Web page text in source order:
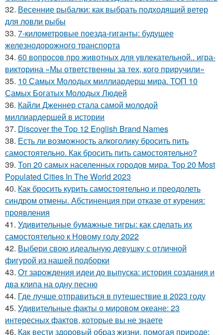
32. Весенние рыбалки: как выбрать подходящий ветер
для ловли рыбы
33. 7-километровые поезда-гиганты: будущее
железнодорожного транспорта
34. 60 вопросов про животных для увлекательной.. игра-
викторина «Мы ответственны за тех, кого приручили»
35. 10 Самых Молодых миллиардерш мира. ТОП 10
Самых Богатых Молодых Людей
36. Кайли Дженнер стала самой молодой
миллиардершей в истории
37. Discover the Top 12 English Brand Names
38. Есть ли возможность алкоголику бросить пить
самостоятельно. Как бросить пить самостоятельно?
39. Топ 20 самых населенных городов мира. Top 20 Most
Populated Cities In The World 2023
40. Как бросить курить самостоятельно и преодолеть
синдром отмены. Абстиненция при отказе от курения:
проявления
41. Удивительные бумажные тигры: как сделать их
самостоятельно к Новому году 2022
42. Выбери свою идеальную девушку с отличной
фигурой из нашей подборки
43. От зарождения идеи до выпуска: история создания и
два клипа на одну песню
44. Где лучше отправиться в путешествие в 2023 году
45. Удивительные факты о мировом океане: 23
интересных фактов, которые вы не знаете
46. Как вести здоровый образ жизни, помогая природе: